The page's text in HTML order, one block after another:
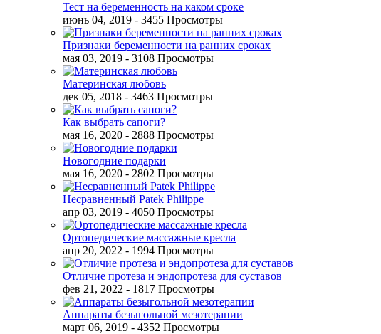
Тест на беременность на каком сроке
июнь 04, 2019 - 3455 Просмотры
Признаки беременности на ранних сроках
мая 03, 2019 - 3108 Просмотры
Материнская любовь
дек 05, 2018 - 3463 Просмотры
Как выбрать сапоги?
мая 16, 2020 - 2888 Просмотры
Новогодние подарки
мая 16, 2020 - 2802 Просмотры
Несравненный Patek Philippe
апр 03, 2019 - 4050 Просмотры
Ортопедические массажные кресла
апр 20, 2022 - 1994 Просмотры
Отличие протеза и эндопротеза для суставов
фев 21, 2022 - 1817 Просмотры
Аппараты безыгольной мезотерапии
март 06, 2019 - 4352 Просмотры